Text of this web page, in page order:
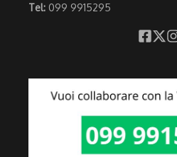
Tel: 099 9915295